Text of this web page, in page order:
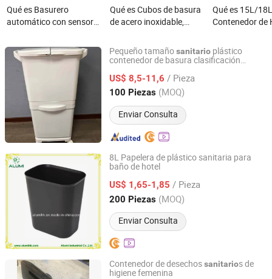
Qué es Basurero
automático con sensor
gadget doméstico
inteligente, inducción
automática para uso
sanitario en el hogar
Qué es Cubos de basura
de acero inoxidable,
sanitarios, cubos de
reciclaje de basura, cubo
Qué es 15L/
Contenedor de
Pedal/Sensor
Desechos
Pequeño tamañosanitario plástico
contenedor de basura clasificación
basura reemplazo de bolsa de plástico
con tapa
US$ 8,5-11,6 / Pieza
100 Piezas (MOQ)
Enviar Consulta
Qingdao Liyu Storage Equipment Co., Ltd
Shandong, China Desde 2024
8L Papelera de plástico sanitaria para
baño de hotel
US$ 1,65-1,85 / Pieza
200 Piezas (MOQ)
Enviar Consulta
Alumi Industrial Co., Ltd.
Guangdong, China Desde 2016
Contenedor de desechossanitarios de
higiene femenina